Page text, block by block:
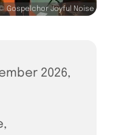
Gospelchor Joyful Noise
2026,